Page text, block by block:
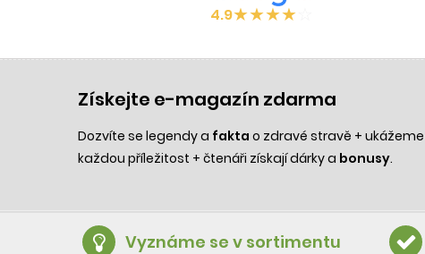
4.9★★★★
Získejte e-magazín zdarma
Dozvíte se legendy a fakta o zdravé stravě +
každou příležitost + čtenáři získají dárky a bonusy.
Vyznáme se v sortimentu